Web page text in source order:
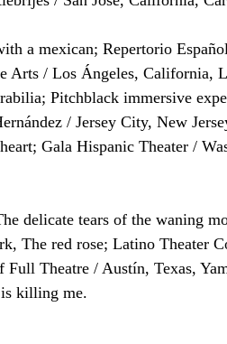
a mexican; Repertorio
/ Los Ángeles, California,
Pitchblack immersive
/ Jersey City, New
Gala Hispanic Theater /
delicate tears of the waning
The red rose; Latino Theater
Theatre / Austín, Texas,
is killing me.